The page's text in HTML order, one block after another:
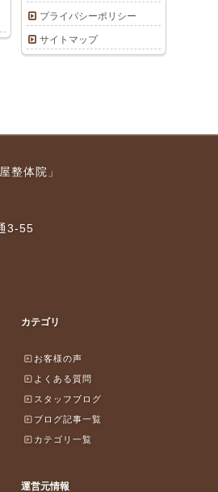
プライバシーポリシー
サイトマップ
整体院」
3-55
カテゴリ
お客様の声
よくある質問
スタッフブログ
ブログ記事一覧
カテゴリ一覧
運営元情報